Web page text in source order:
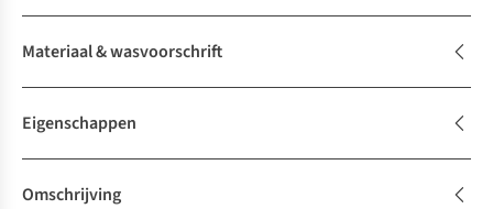
Materiaal & wasvoorschrift
Eigenschappen
Omschrijving